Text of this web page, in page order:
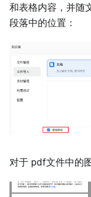
和表格内容，并随
段落中的位置：
对于 pdf文件中的